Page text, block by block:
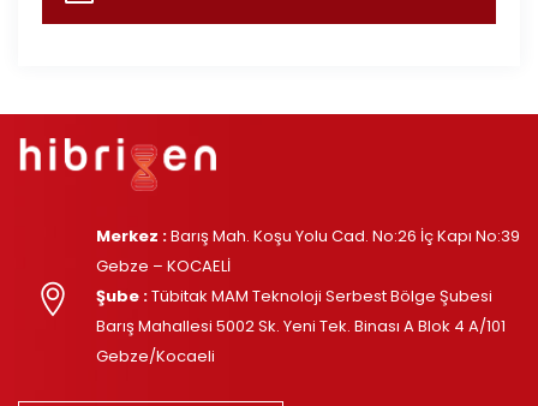
Merkez :Barış Mah. Koşu Yolu Cad. No:26 İç Kapı No:39
Gebze – KOCAELİ
Şube :Tübitak MAM Teknoloji Serbest Bölge Şubesi
Barış Mahallesi 5002 Sk. Yeni Tek. Binası A Blok 4 A/101
Gebze/Kocaeli